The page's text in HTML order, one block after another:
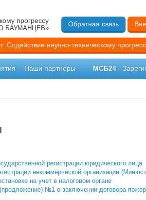
прогрессу
БАУМАНЦЕВ»
Обратная связь
Содействие научно-техническому
МСБ24
Наши партнеры
регистрации юридического лица
некоммерческой организации
на учет в налоговом органе
№1 о заключении договора